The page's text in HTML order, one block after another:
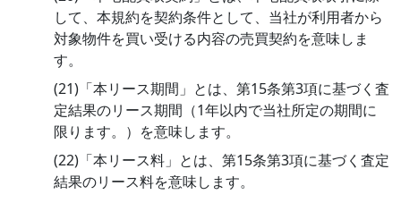
して、本規約を契約条件として、当社が利用者から
対象物件を買い受ける内容の売買契約を意味しま
す。
(21)「本リース期間」とは、第15条第3項に基づく査
定結果のリース期間（1年以内で当社所定の期間に
限ります。）を意味します。
(22)「本リース料」とは、第15条第3項に基づく査定
結果のリース料を意味します。